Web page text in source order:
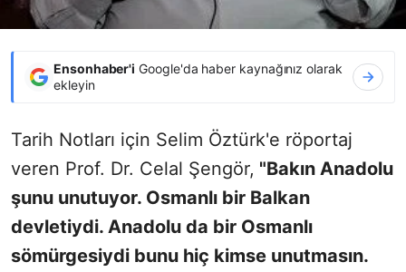
Ensonhaber'i Google'da haber kaynağınız olarak
ekleyin
Tarih Notları için Selim Öztürk'e röportaj
veren Prof. Dr. Celal Şengör, "Bakın Anadolu
şunu unutuyor. Osmanlı bir Balkan
devletiydi. Anadolu da bir Osmanlı
sömürgesiydi bunu hiç kimse unutmasın.